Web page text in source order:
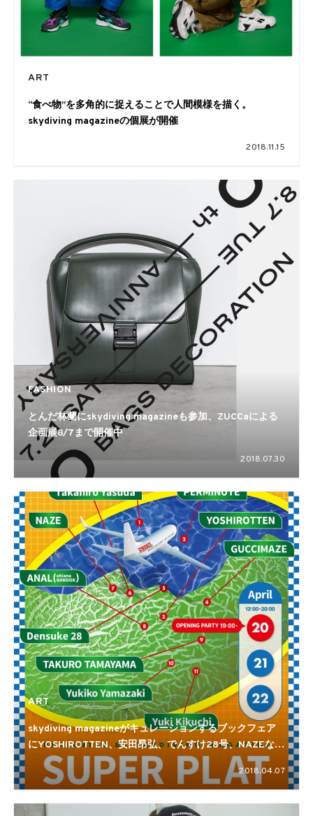
ART
“食べ物”を多角的に捉えることで人間模様を描く。
skydiving magazineの個展が開催
2018.11.15
FASHION
とんだ林蘭にskydiving magazineも参加、ZUCCaによる
企画展8/7まで開催中
2018.07.30
ART
skydiving magazineがキュレーションするブックフェア
にYOSHIROTTEN、安田昂弘、でんすけ28号、NAZEなど
参加
2018.04.07